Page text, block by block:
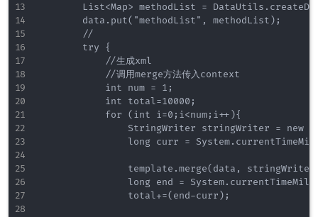
List<Map> methodList =
        data.put("methodList", methodList);
        //
        try {
            //生成xml
            //调用merge方法传入context
            int num = 1;
            int total=10000;
            for (int i=0;i<num;i++){
StringWriter stringWriter = new
long curr =
template.merge(data,
long end =
                total+=(end-curr);